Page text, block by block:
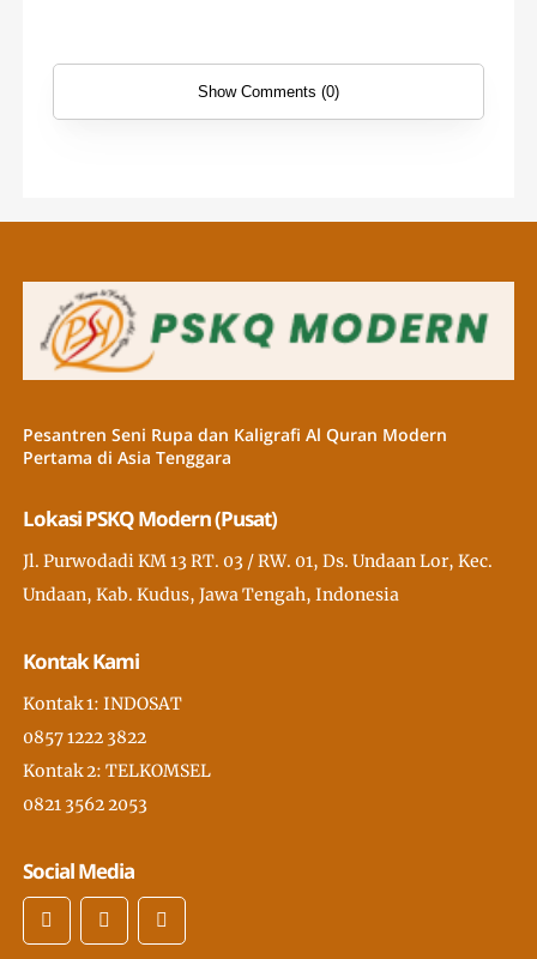
Show Comments (0)
Pesantren Seni Rupa dan Kaligrafi Al Quran Modern
Pertama di Asia Tenggara
Lokasi PSKQ Modern (Pusat)
Jl. Purwodadi KM 13 RT. 03 / RW. 01, Ds. Undaan Lor, Kec.
Undaan, Kab. Kudus, Jawa Tengah, Indonesia
Kontak Kami
Kontak 1: INDOSAT
0857 1222 3822
Kontak 2: TELKOMSEL
0821 3562 2053
Social Media